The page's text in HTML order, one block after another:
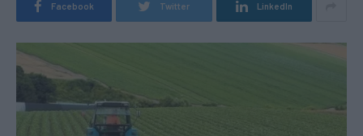
Facebook Twitter LinkedIn